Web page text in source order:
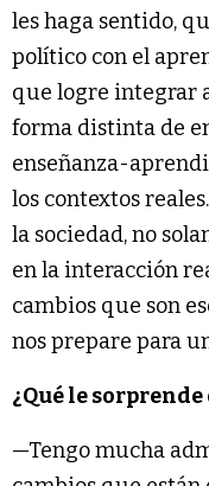
les haga sentido,
político con el
que logre integrar
forma distinta de
enseñanza-
los contextos
la sociedad, no
en la interacción
cambios que son
nos prepare para
¿Qué le
—Tengo mucha